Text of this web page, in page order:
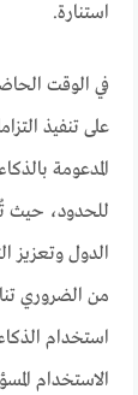
استنارة.
في الوقت
على تنفيذ
المدعومة
للحدود، حيث
الدول وتعزيز
من الضروري
استخدام
الاستخدام